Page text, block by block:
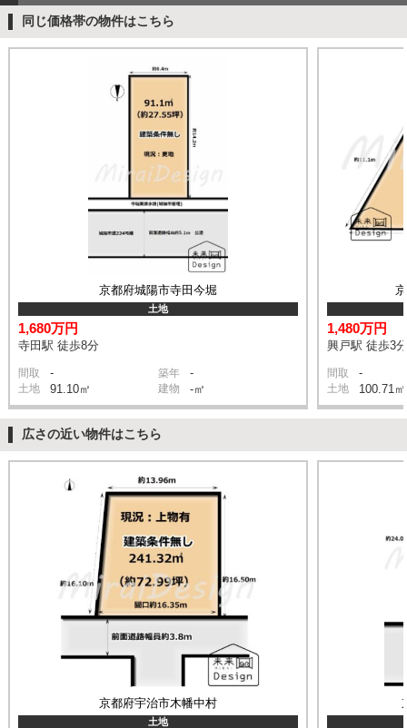
同じ価格帯の物件はこちら
京都府城陽市寺田今堀
土地
1,680万円
寺田駅 徒歩8分
間取 - 築年 -
土地 91.10㎡ 建物 -㎡
1,480万円
興戸駅 徒歩3分
間取 -
土地 100.71㎡
広さの近い物件はこちら
京都府宇治市木幡中村
土地